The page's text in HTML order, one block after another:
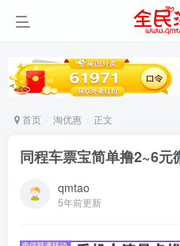
首页 淘优惠 正文
同程车票宝简单撸2~6元
qmtao
5年前更新